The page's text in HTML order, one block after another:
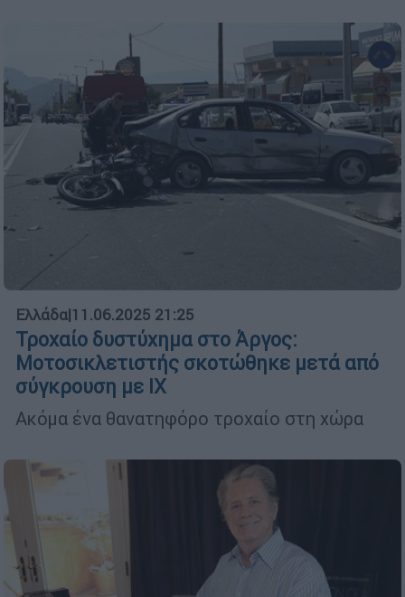
Ελλάδα|11.06.2025 21:25
Τροχαίο δυστύχημα στο Άργος:
Μοτοσικλετιστής σκοτώθηκε μετά από
σύγκρουση με ΙΧ
Ακόμα ένα θανατηφόρο τροχαίο στη χώρα